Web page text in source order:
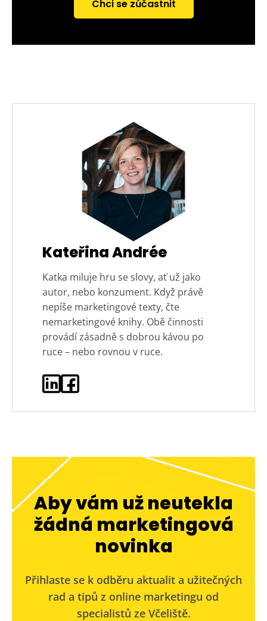
Chci se zúčastnit
Kateřina Andrée
Katka miluje hru se slovy, ať už jako
autor, nebo konzument. Když právě
nepíše marketingové texty, čte
nemarketingové knihy. Obě činnosti
provádí zásadně s dobrou kávou po
ruce – nebo rovnou v ruce.
Aby vám už neutekla
žádná marketingová
novinka
Přihlaste se k odběru aktualit a užitečných
rad a tipů z online marketingu od
specialistů ze Včeliště.